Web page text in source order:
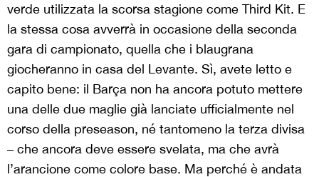
verde utilizzata la scorsa stagione come Third Kit. E
la stessa cosa avverrà in occasione della seconda
gara di campionato, quella che i blaugrana
giocheranno in casa del Levante. Sì, avete letto e
capito bene: il Barça non ha ancora potuto mettere
una delle due maglie già lanciate ufficialmente nel
corso della preseason, né tantomeno la terza divisa
– che ancora deve essere svelata, ma che avrà
l’arancione come colore base. Ma perché è andata